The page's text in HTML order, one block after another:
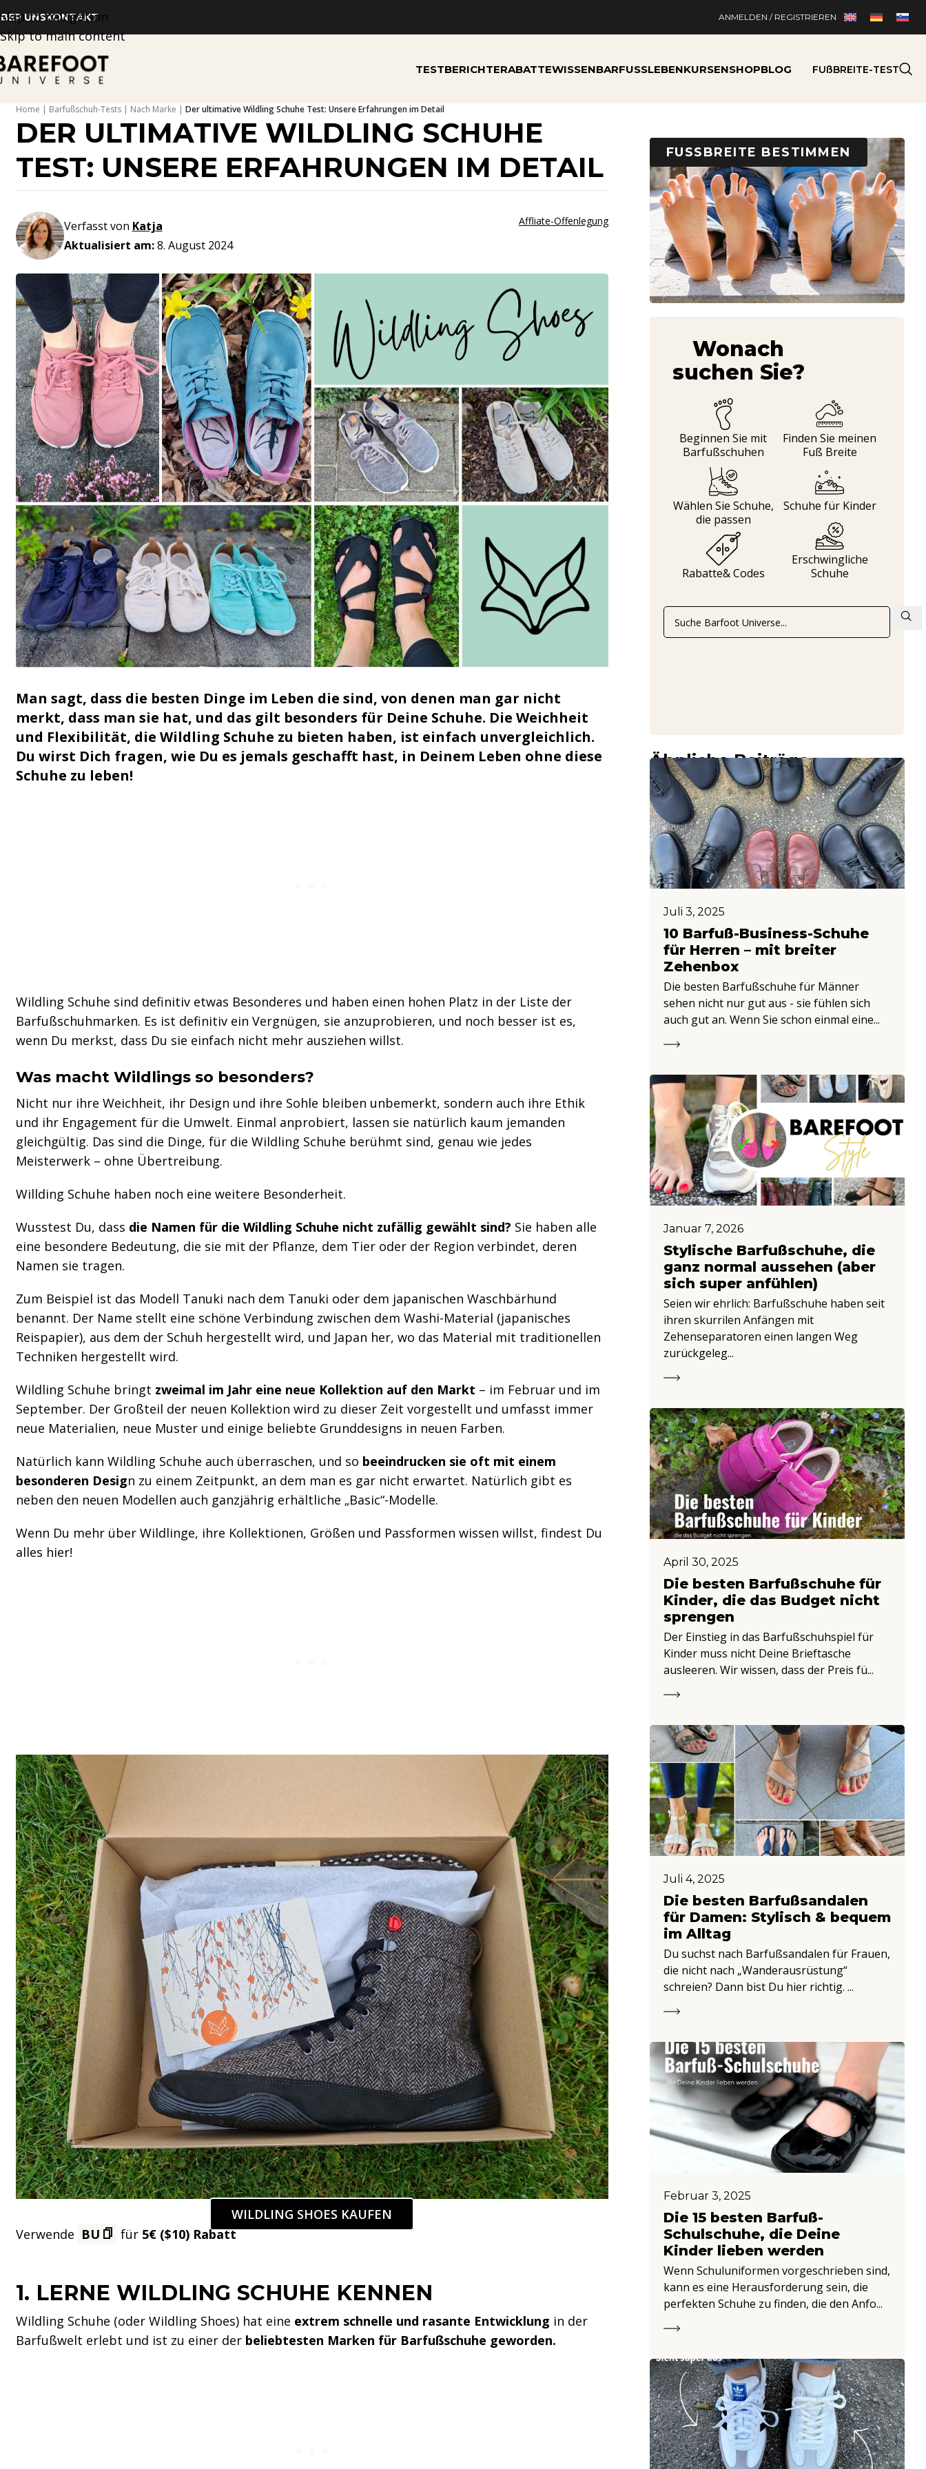
Skip to navigation
Skip to main content
UNSKONTAKT ANMELDEN / REGISTRIEREN
TESTBERICHTERABATTEWISSENBARFUSSLEBENKURSENSHOPBLOG FUßBREITE-TEST
Home Barfußschuh-Tests Nach Marke Der ultimative Wildling Schuhe Test: Unsere Erfahrungen im Detail
DER ULTIMATIVE WILDLING SCHUHE
TEST: UNSERE ERFAHRUNGEN IM DETAIL
Verfasst von Katja
Aktualisiert am:8. August 2024
Affliate-Offenlegung
Man sagt, dass die besten Dinge im Leben die sind, von denen man gar nicht
merkt, dass man sie hat, und das gilt besonders für Deine Schuhe. Die Weichheit
und Flexibilität, die Wildling Schuhe zu bieten haben, ist einfach unvergleichlich.
Du wirst Dich fragen, wie Du es jemals geschafft hast, in Deinem Leben ohne diese
Schuhe zu leben!
Wildling Schuhe sind definitiv etwas Besonderes und haben einen hohen Platz in der Liste der
Barfußschuhmarken. Es ist definitiv ein Vergnügen, sie anzuprobieren, und noch besser ist es,
wenn Du merkst, dass Du sie einfach nicht mehr ausziehen willst.
Was macht Wildlings so besonders?
Nicht nur ihre Weichheit, ihr Design und ihre Sohle bleiben unbemerkt, sondern auch ihre Ethik
und ihr Engagement für die Umwelt. Einmal anprobiert, lassen sie natürlich kaum jemanden
gleichgültig. Das sind die Dinge, für die Wildling Schuhe berühmt sind, genau wie jedes
Meisterwerk – ohne Übertreibung.
Willding Schuhe haben noch eine weitere Besonderheit.
Wusstest Du, dass die Namen für die Wildling Schuhe nicht zufällig gewählt sind? Sie haben alle
eine besondere Bedeutung, die sie mit der Pflanze, dem Tier oder der Region verbindet, deren
Namen sie tragen.
Zum Beispiel ist das Modell Tanuki nach dem Tanuki oder dem japanischen Waschbärhund
benannt. Der Name stellt eine schöne Verbindung zwischen dem Washi-Material (japanisches
Reispapier), aus dem der Schuh hergestellt wird, und Japan her, wo das Material mit traditionellen
Techniken hergestellt wird.
Wildling Schuhe bringt zweimal im Jahr eine neue Kollektion auf den Markt – im Februar und im
September. Der Großteil der neuen Kollektion wird zu dieser Zeit vorgestellt und umfasst immer
neue Materialien, neue Muster und einige beliebte Grunddesigns in neuen Farben.
Natürlich kann Wildling Schuhe auch überraschen, und so beeindrucken sie oft mit einem
besonderen Design zu einem Zeitpunkt, an dem man es gar nicht erwartet. Natürlich gibt es
neben den neuen Modellen auch ganzjährig erhältliche „Basic“-Modelle.
Wenn Du mehr über Wildlinge, ihre Kollektionen, Größen und Passformen wissen willst, findest Du
alles hier!
WILDLING SHOES KAUFEN
Verwende BU für 5€ ($10)Rabatt
1. LERNE WILDLING SCHUHE KENNEN
Wildling Schuhe (oder Wildling Shoes) hat eine extrem schnelle und rasante Entwicklung in der
Barfußwelt erlebt und ist zu einer der beliebtesten Marken für Barfußschuhe geworden.
FUSSBREITE BESTIMMEN
Wonach
suchen Sie?
Beginnen Sie mit
Barfußschuhen
Wählen Sie Schuhe,
die passen
Rabatte& Codes
Finden Sie meinen
Fuß Breite
Schuhe für Kinder
Erschwingliche
Schuhe
Ähnliche Beiträge
Juli 3, 2025
10 Barfuß-Business-Schuhe
für Herren – mit breiter
Zehenbox
Die besten Barfußschuhe für Männer
sehen nicht nur gut aus - sie fühlen sich
auch gut an. Wenn Sie schon einmal eine...
Januar 7, 2026
Stylische Barfußschuhe, die
ganz normal aussehen (aber
sich super anfühlen)
Seien wir ehrlich: Barfußschuhe haben seit
ihren skurrilen Anfängen mit
Zehenseparatoren einen langen Weg
zurückgeleg...
April 30, 2025
Die besten Barfußschuhe für
Kinder, die das Budget nicht
sprengen
Der Einstieg in das Barfußschuhspiel für
Kinder muss nicht Deine Brieftasche
ausleeren. Wir wissen, dass der Preis fü...
Juli 4, 2025
Die besten Barfußsandalen
für Damen: Stylisch & bequem
im Alltag
Du suchst nach Barfußsandalen für Frauen,
die nicht nach „Wanderausrüstung“
schreien? Dann bist Du hier richtig. ...
Februar 3, 2025
Die 15 besten Barfuß-
Schulschuhe, die Deine
Kinder lieben werden
Wenn Schuluniformen vorgeschrieben sind,
kann es eine Herausforderung sein, die
perfekten Schuhe zu finden, die den Anfo...